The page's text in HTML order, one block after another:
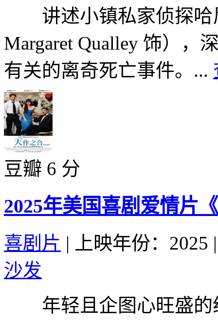
讲述小镇私家侦探哈
Margaret Qualley 饰），
有关的离奇死亡事件。...
豆瓣 6 分
2025年美国喜剧爱情片
喜剧片 | 上映年份：2025 |
沙发
年轻且企图心旺盛的